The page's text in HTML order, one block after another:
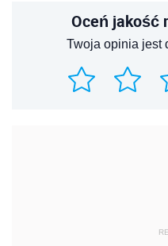
Oceń jakość
Twoja opinia jest